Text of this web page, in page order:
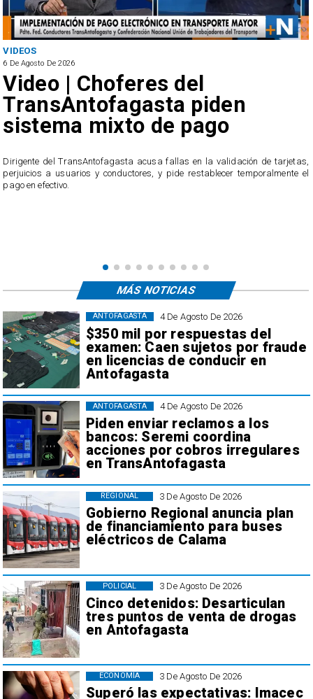
VIDEOS
6 De Agosto De 2026
Video | Choferes del
TransAntofagasta piden
sistema mixto de pago
​Dirigente del TransAntofagasta acusa fallas en la validación de tarjetas,
perjuicios a usuarios y conductores, y pide restablecer temporalmente el
pago en efectivo.
4 De Agosto De 2026
$350 mil por respuestas del
examen: Caen sujetos por fraude
en licencias de conducir en
Antofagasta
ANTOFAGASTA
4 De Agosto De 2026
Piden enviar reclamos a los
bancos: Seremi coordina
acciones por cobros irregulares
en TransAntofagasta
ANTOFAGASTA
3 De Agosto De 2026
Gobierno Regional anuncia plan
de financiamiento para buses
eléctricos de Calama
REGIONAL
3 De Agosto De 2026
Cinco detenidos: Desarticulan
tres puntos de venta de drogas
en Antofagasta
POLICIAL
3 De Agosto De 2026
Superó las expectativas: Imacec
ECONOMÍA
MÁS NOTICIAS